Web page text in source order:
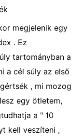
megjelenik egy
. Ez
tartományban a
a cél súly az első
, mi mozog
egy ötletem,
a " 10
kell veszíteni ,